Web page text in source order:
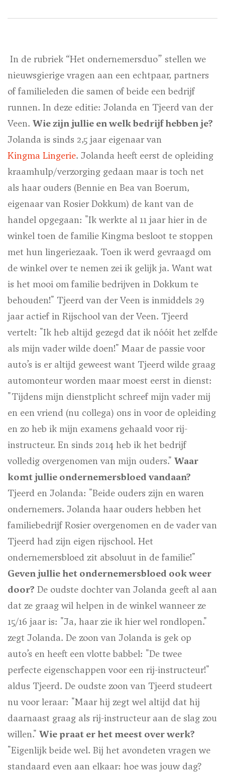
In de rubriek “Het ondernemersduo” stellen we
nieuwsgierige vragen aan een echtpaar, partners
of familieleden die samen of beide een bedrijf
runnen. In deze editie: Jolanda en Tjeerd van der
Veen. Wie zijn jullie en welk bedrijf hebben je?
Jolanda is sinds 2,5 jaar eigenaar van
Kingma Lingerie. Jolanda heeft eerst de opleiding
kraamhulp/verzorging gedaan maar is toch net
als haar ouders (Bennie en Bea van Boerum,
eigenaar van Rosier Dokkum) de kant van de
handel opgegaan: "Ik werkte al 11 jaar hier in de
winkel toen de familie Kingma besloot te stoppen
met hun lingeriezaak. Toen ik werd gevraagd om
de winkel over te nemen zei ik gelijk ja. Want wat
is het mooi om familie bedrijven in Dokkum te
behouden!" Tjeerd van der Veen is inmiddels 29
jaar actief in Rijschool van der Veen. Tjeerd
vertelt: "Ik heb altijd gezegd dat ik nóóit het zelfde
als mijn vader wilde doen!" Maar de passie voor
auto’s is er altijd geweest want Tjeerd wilde graag
automonteur worden maar moest eerst in dienst:
"Tijdens mijn dienstplicht schreef mijn vader mij
en een vriend (nu collega) ons in voor de opleiding
en zo heb ik mijn examens gehaald voor rij-
instructeur. En sinds 2014 heb ik het bedrijf
volledig overgenomen van mijn ouders." Waar
komt jullie ondernemersbloed vandaan?
Tjeerd en Jolanda: "Beide ouders zijn en waren
ondernemers. Jolanda haar ouders hebben het
familiebedrijf Rosier overgenomen en de vader van
Tjeerd had zijn eigen rijschool. Het
ondernemersbloed zit absoluut in de familie!"
Geven jullie het ondernemersbloed ook weer
door? De oudste dochter van Jolanda geeft al aan
dat ze graag wil helpen in de winkel wanneer ze
15/16 jaar is: "Ja, haar zie ik hier wel rondlopen."
zegt Jolanda. De zoon van Jolanda is gek op
auto’s en heeft een vlotte babbel: "De twee
perfecte eigenschappen voor een rij-instructeur!"
aldus Tjeerd. De oudste zoon van Tjeerd studeert
nu voor leraar: "Maar hij zegt wel altijd dat hij
daarnaast graag als rij-instructeur aan de slag zou
willen." Wie praat er het meest over werk?
"Eigenlijk beide wel. Bij het avondeten vragen we
standaard even aan elkaar: hoe was jouw dag?